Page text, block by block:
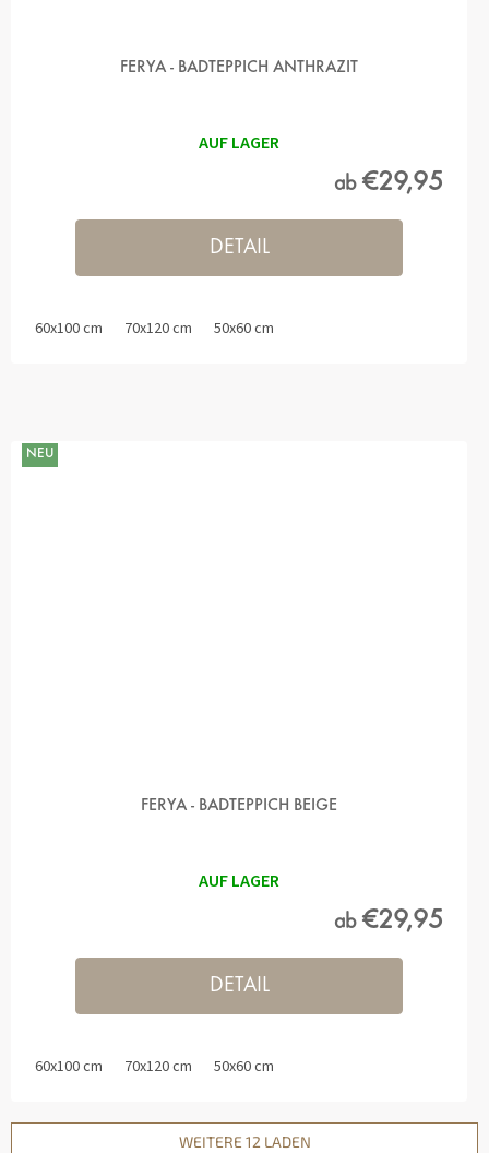
FERYA - BADTEPPICH ANTHRAZIT
AUF LAGER
ab€29,95
DETAIL
60x100 cm 70x120 cm 50x60 cm
NEU
FERYA - BADTEPPICH BEIGE
AUF LAGER
ab€29,95
DETAIL
60x100 cm 70x120 cm 50x60 cm
WEITERE 12 LADEN